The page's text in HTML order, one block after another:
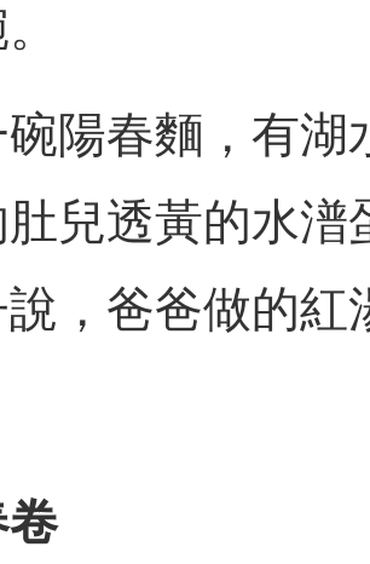
碗陽春麵，有湖
肚兒透黃的水潽
，爸爸做的紅